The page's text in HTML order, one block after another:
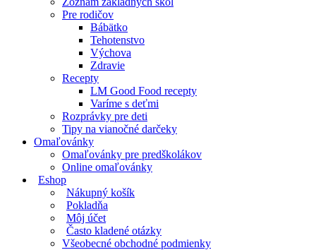
Pre rodičov
Bábätko
Tehotenstvo
Výchova
Zdravie
Recepty
LM Good Food recepty
Varíme s deťmi
Rozprávky pre deti
Tipy na vianočné darčeky
Omaľovánky
Omaľovánky pre predškolákov
Online omaľovánky
Eshop
Nákupný košík
Pokladňa
Môj účet
Často kladené otázky
Všeobecné obchodné podmienky